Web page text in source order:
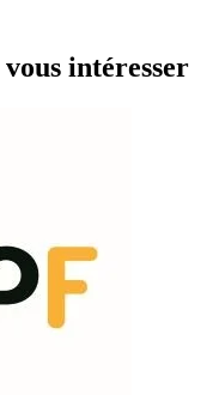
intéresser